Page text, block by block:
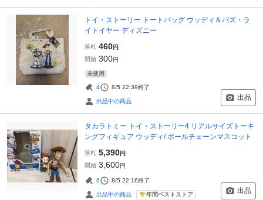
トイ・ストーリー トートバッグ ウッディ＆バズ・ラ
イトイヤー ディズニー
落札 460円
開始 300円
未使用
4 8/5 22:39終了
出品中の商品 出品
タカラトミー トイ・ストーリー4 リアルサイズトーキ
ングフィギュア ウッディ/ ボールチェーンマスコット
落札 5,390円
開始 3,600円
6 8/5 22:16終了
出品中の商品 年間ベストストア 出品